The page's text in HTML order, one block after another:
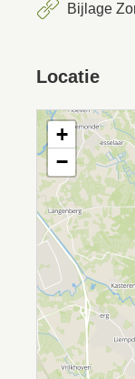
Bijlage
Locatie
+
−